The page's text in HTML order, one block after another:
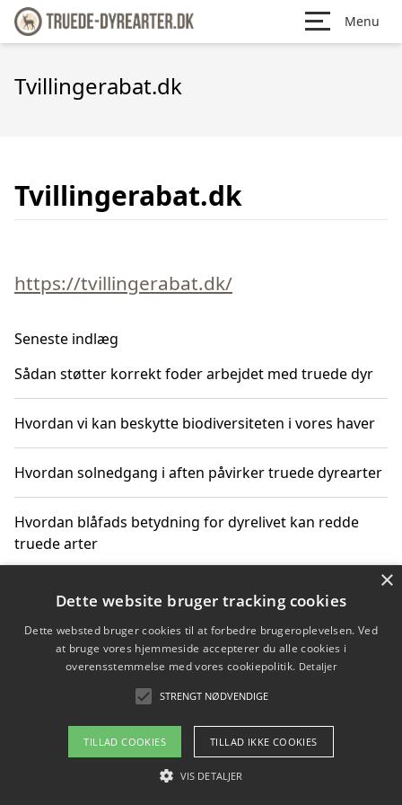
Menu
Tvillingerabat.dk
Tvillingerabat.dk
https://tvillingerabat.dk/
Seneste indlæg
Sådan støtter korrekt foder arbejdet med truede dyr
Hvordan vi kan beskytte biodiversiteten i vores haver
Hvordan solnedgang i aften påvirker truede dyrearter
Hvordan blåfads betydning for dyrelivet kan redde
truede arter
Hvordan kan gaver til unge voksne støtte bevarelsen
Copyright 2026 - Pilanto Aps
Om / kontakt
Blog Betingelser
×
Dette website bruger tracking cookies
Dette websted bruger cookies til at forbedre brugeroplevelsen. Ved
at bruge vores hjemmeside accepterer du alle cookies i
overensstemmelse med vores cookiepolitik. Detaljer
STRENGT NØDVENDIGE
TILLAD COOKIES TILLAD IKKE COOKIES
VIS DETALJER